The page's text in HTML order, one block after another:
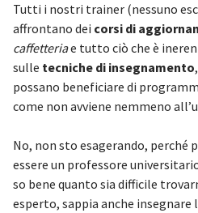
Tutti i nostri trainer (nessuno
affrontano dei corsi di
caffetteriae tutto ciò che è
sulle tecniche di insegnamento
possano beneficiare di
come non avviene nemmeno
No, non sto esagerando, perché
essere un professore
so bene quanto sia difficile
esperto, sappia anche insegnare